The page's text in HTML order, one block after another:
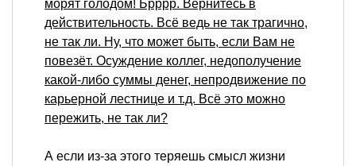
морят голодом! Брррр. Вернитесь в
действительность. Всё ведь не так трагично,
не так ли. Ну, что может быть, если Вам не
повезёт. Осуждение коллег, недополучение
какой-либо суммы денег, непродвижение по
карьерной лестнице и т.д. Всё это можно
пережить, не так ли?
А если из-за этого теряешь смысл жизни